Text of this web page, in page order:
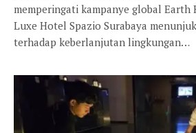
memperingati kampanye global Earth
Luxe Hotel Spazio Surabaya
terhadap keberlanjutan lingkungan…